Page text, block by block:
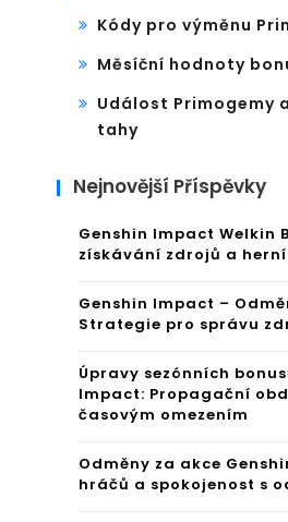
Kódy pro výměnu
Měsíční hodnoty
Událost Primogemy
tahy
Nejnovější Příspěvky
Genshin Impact Welkin
získávání zdrojů a
Genshin Impact –
Strategie pro správu
Úpravy sezónních
Impact: Propagační
časovým omezením
Odměny za akce
hráčů a spokojenost s